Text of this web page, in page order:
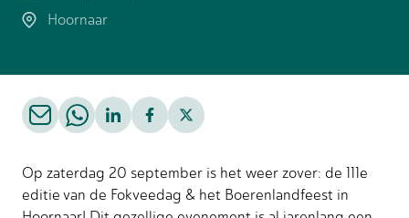
Hoornaar
Op zaterdag 20 september is het weer zover: de 111e
editie van de Fokveedag & het Boerenlandfeest in